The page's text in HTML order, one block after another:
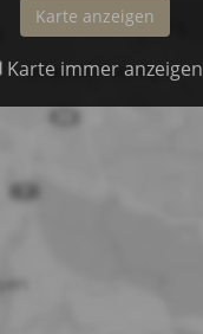
Karte anzeigen
Karte immer anzeigen